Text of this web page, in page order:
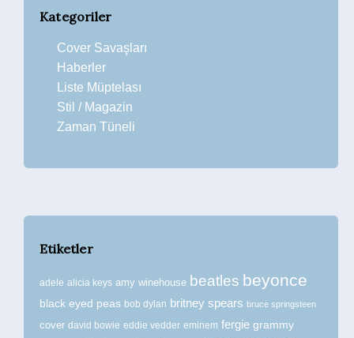
Kategoriler
Cover Savaşları
Haberler
Liste Müptelası
Stil / Magazin
Zaman Tüneli
Etiketler
adele alicia keys amy winehouse beatles beyonce
black eyed peas bob dylan britney spears bruce springsteen
cover david bowie eddie vedder eminem fergie grammy